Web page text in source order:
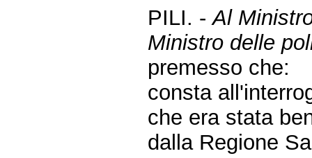
PILI. -Al
Ministro delle
premesso che:
consta
che era stata
dalla Regione